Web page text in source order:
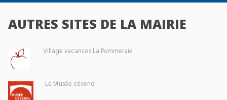
AUTRES SITES DE LA MAIRIE
Village vacances La Pommeraie
Le Musée cévenol